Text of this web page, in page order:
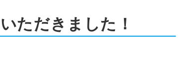
ただきました！